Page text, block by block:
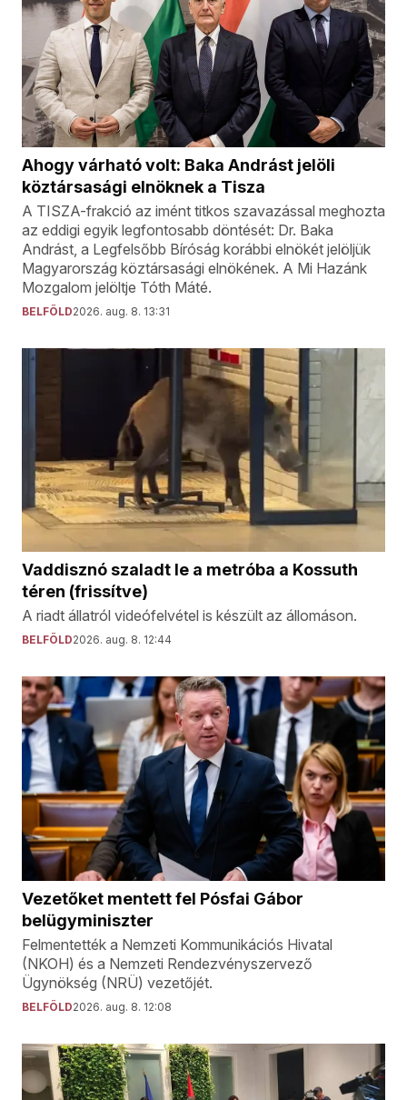
Ahogy várható volt: Baka Andrást jelöli
köztársasági elnöknek a Tisza
A TISZA-frakció az imént titkos szavazással meghozta
az eddigi egyik legfontosabb döntését: Dr. Baka
Andrást, a Legfelsőbb Bíróság korábbi elnökét jelöljük
Magyarország köztársasági elnökének. A Mi Hazánk
Mozgalom jelöltje Tóth Máté.
BELFÖLD2026. aug. 8. 13:31
Vaddisznó szaladt le a metróba a Kossuth
téren (frissítve)
A riadt állatról videófelvétel is készült az állomáson.
BELFÖLD2026. aug. 8. 12:44
Vezetőket mentett fel Pósfai Gábor
belügyminiszter
Felmentették a Nemzeti Kommunikációs Hivatal
(NKOH) és a Nemzeti Rendezvényszervező
Ügynökség (NRÜ) vezetőjét.
BELFÖLD2026. aug. 8. 12:08